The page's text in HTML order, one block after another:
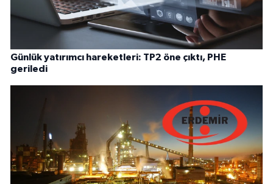
Günlük yatırımcı hareketleri: TP2 öne çıktı, PHE
geriledi